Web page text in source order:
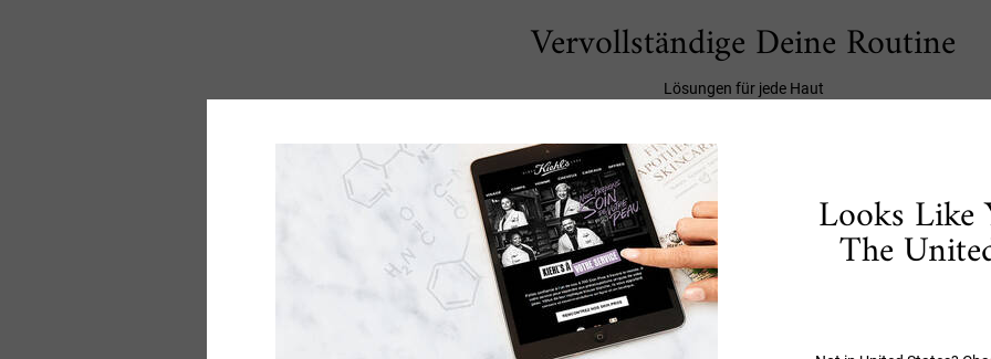
Vervollständige Deine Routine
Lösungen für jede Haut
Schritt 1
REFILLABLE BESTSELLER Looks Like
The